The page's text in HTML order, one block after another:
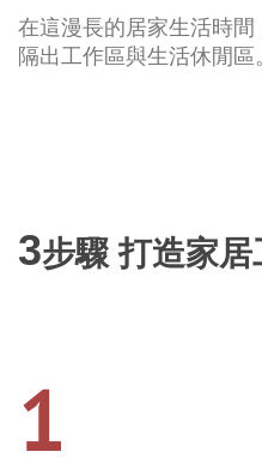
在這漫長的居家生活時
隔出工作區與生活休閒區
3步驟 打造家居
1